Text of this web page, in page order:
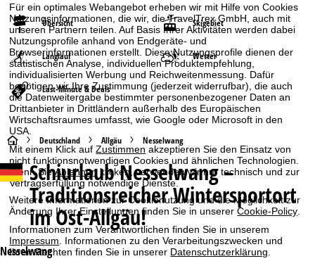
Für ein optimales Webangebot erheben wir mit Hilfe von Cookies
Nutzungsinformationen, die wir, die TravelTrex GmbH, auch mit
unseren Partnern teilen. Auf Basis Ihrer Aktivitäten werden dabei
Nutzungsprofile anhand von Endgeräte- und
Browserinformationen erstellt. Diese Nutzungsprofile dienen der
statistischen Analyse, individuellen Produktempfehlung,
individualisierten Werbung und Reichweitenmessung. Dafür
benötigen wir Ihre Zustimmung (jederzeit widerrufbar), die auch
die Datenweitergabe bestimmter personenbezogener Daten an
Drittanbieter in Drittländern außerhalb des Europäischen
Wirtschaftsraumes umfasst, wie Google oder Microsoft in den
USA.
Mit einem Klick aufZustimmen akzeptieren Sie den Einsatz von
nicht funktionsnotwendigen Cookies und ähnlichen Technologien.
Wenn SieAblehnenklicken, verwenden wir nur technisch und zur
Vertragserfüllung notwendige Dienste.
Weitere Informationen zur Cookienutzung und die Möglichkeit zur
Änderung Ihrer Einstellungen finden Sie in unsererCookie-Policy
Informationen zum Verantwortlichen finden Sie in unserem
Impressum . Informationen zu den Verarbeitungszwecken und
Ihren Rechten finden Sie in unserer Datenschutzerklärung
Übersicht Skigebiet
Langlauf Wetter
Last-Minute & Deals
S
t
a
r
t
Deutschland Allgäu Nesselwang
SchiurlaubNesselwang –
Traditionsreicher Wintersportort
im Ost-Allgäu!
Nesselwang